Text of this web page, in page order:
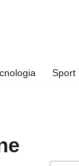
Sport